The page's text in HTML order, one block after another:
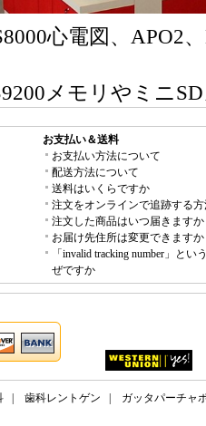
心電図、APO2
メモリやミニ
お支払い＆送料
お支払い方法について
配送方法について
送料はいくらですか
注文をオンラインで追跡する
注文した商品はいつ届きますか
お届け先住所は変更できますか
「invalid tracking number」とい
ぜですか
歯科レントゲン
ガッタパーチャ